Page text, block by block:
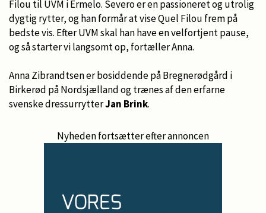
Filou til UVM i Ermelo. Severo er en passioneret og utrolig
dygtig rytter, og han formår at vise Quel Filou frem på
bedste vis. Efter UVM skal han have en velfortjent pause,
og så starter vi langsomt op, fortæller Anna.
Anna Zibrandtsen er bosiddende på Bregnerødgård i
Birkerød på Nordsjælland og trænes af den erfarne
svenske dressurrytterJan Brink.
Nyheden fortsætter efter annoncen